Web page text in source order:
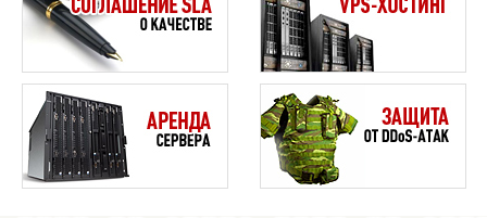
тот или иной движок используют базы данных.
База данных — это организованная структура,
которая предназначена для хранения и обработки
взаимосвязанной информации. Ее использование
позволяет уменьшить нагрузку на сервер,
увеличивается скорость работы с данными и
контентом страниц, а так же увеличивается